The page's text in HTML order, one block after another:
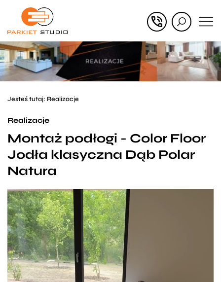
Przejdź
głównego
Przejdź
menu
w
stopce
Jesteś tutaj: Realizacje
Realizacje
Montaż podłogi - Color Floor
Jodła klasyczna Dąb Polar
Natura